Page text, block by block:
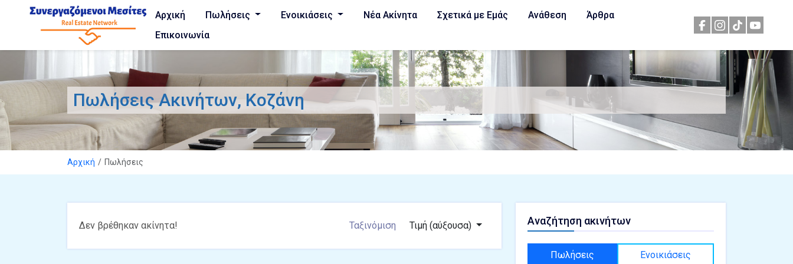
Αρχική Πωλήσεις Ενοικιάσεις Νέα Ακίνητα Σχετικά με Εμάς Ανάθεση
Άρθρα
Επικοινωνία
Πωλήσεις Ακινήτων, Κοζάνη
Αρχική Πωλήσεις
Δεν βρέθηκαν ακίνητα! Ταξινόμιση Τιμή (αύξουσα) Αναζήτηση ακινήτων
Πωλήσεις Ενοικιάσεις